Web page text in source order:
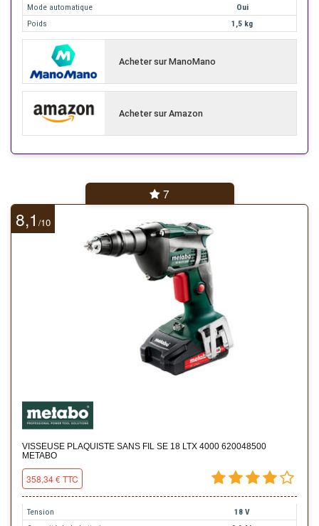
Mode automatique
Oui
Poids
1,5 kg
Acheter sur ManoMano
Acheter sur Amazon
7
8,1 /10
VISSEUSE PLAQUISTE SANS FIL SE 18 LTX 4000 620048500
METABO
358,34 € TTC
Tension
18 V